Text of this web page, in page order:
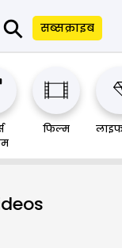
⚲ सब्सक्राइब
फिल्म